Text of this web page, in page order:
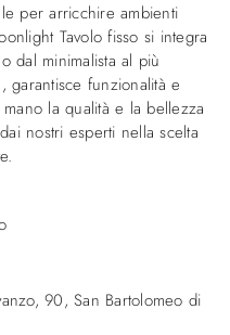
per arricchire ambienti
Tavolo fisso si integra
dal minimalista al più
garantisce funzionalità e
la qualità e la bellezza
nostri esperti nella scelta
90,San Bartolomeo di